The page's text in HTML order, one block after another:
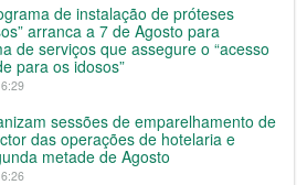
de instalação de próteses
arranca a 7 de Agosto para
de serviços que assegure o “acesso
para os idosos”
sessões de emparelhamento de
das operações de hotelaria e
metade de Agosto